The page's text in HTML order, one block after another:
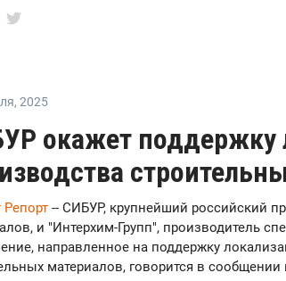
, 2025
окажет поддержку
Репорт -- СИБУР, крупнейший российский
и "Интерхим-Групп", производитель
направленное на поддержку
материалов, говорится в